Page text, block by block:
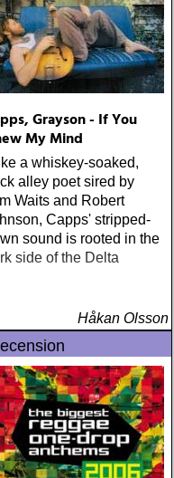
Grayson - If You
My Mind
a whiskey-soaked,
alley poet sired by
Waits and Robert
Capps' stripped-
sound is rooted in the
side of the Delta
Håkan Olsson